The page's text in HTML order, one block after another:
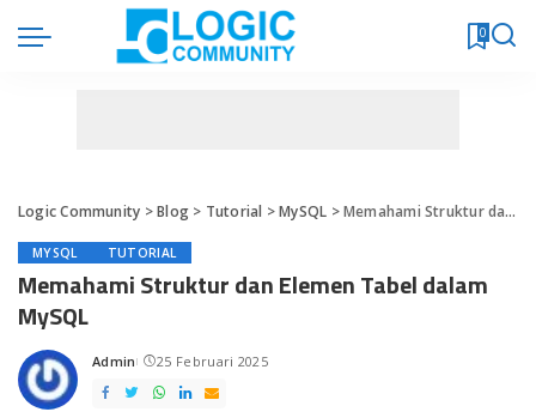
0
Logic Community >Blog> Tutorial >MySQL >Memahami Struktur dan Elemen Tabel dalam MySQL
MYSQL TUTORIAL
Memahami Struktur dan Elemen Tabel dalam
MySQL
Posted
by
Admin 25 Februari 2025